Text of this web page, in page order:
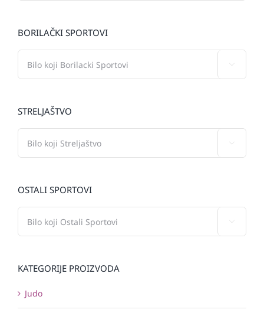
BORILAČKI SPORTOVI
STRELJAŠTVO
OSTALI SPORTOVI
KATEGORIJE PROIZVODA
Judo